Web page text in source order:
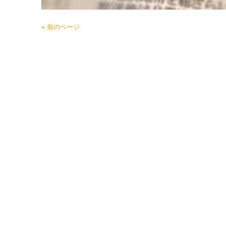
« 前のページ